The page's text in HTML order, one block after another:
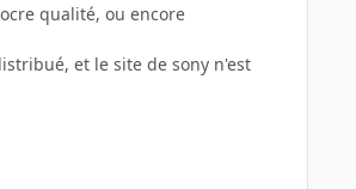
qualité, ou encore
et le site de sony n'est